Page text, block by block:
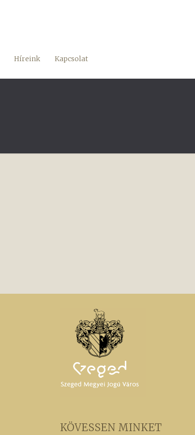
Híreink Kapcsolat
KÖVESSEN MINKET